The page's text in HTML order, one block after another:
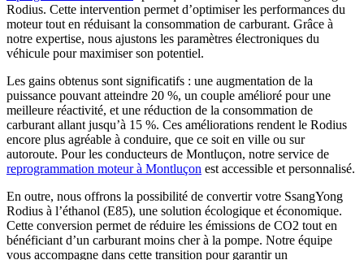
Rodius. Cette intervention permet d’optimiser les performances du
moteur tout en réduisant la consommation de carburant. Grâce à
notre expertise, nous ajustons les paramètres électroniques du
véhicule pour maximiser son potentiel.
Les gains obtenus sont significatifs : une augmentation de la
puissance pouvant atteindre 20 %, un couple amélioré pour une
meilleure réactivité, et une réduction de la consommation de
carburant allant jusqu’à 15 %. Ces améliorations rendent le Rodius
encore plus agréable à conduire, que ce soit en ville ou sur
autoroute. Pour les conducteurs de Montluçon, notre service de
reprogrammation moteur à Montluçon est accessible et personnalisé.
En outre, nous offrons la possibilité de convertir votre SsangYong
Rodius à l’éthanol (E85), une solution écologique et économique.
Cette conversion permet de réduire les émissions de CO2 tout en
bénéficiant d’un carburant moins cher à la pompe. Notre équipe
vous accompagne dans cette transition pour garantir un